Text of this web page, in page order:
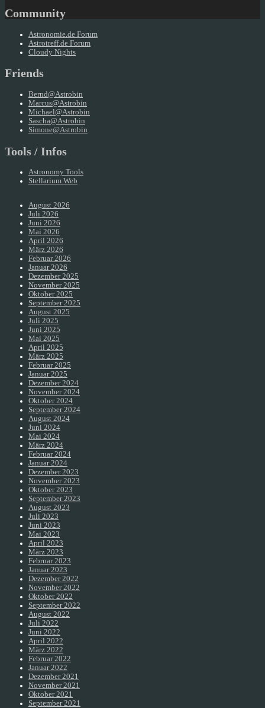
Community
Astronomie.de Forum
Astrotreff.de Forum
Cloudy Nights
Friends
Bernd@Astrobin
Marcus@Astrobin
Michael@Astrobin
Sascha@Astrobin
Simone@Astrobin
Tools / Infos
Astronomy Tools
Stellarium Web
August 2026
Juli 2026
Juni 2026
Mai 2026
April 2026
März 2026
Februar 2026
Januar 2026
Dezember 2025
November 2025
Oktober 2025
September 2025
August 2025
Juli 2025
Juni 2025
Mai 2025
April 2025
März 2025
Februar 2025
Januar 2025
Dezember 2024
November 2024
Oktober 2024
September 2024
August 2024
Juni 2024
Mai 2024
März 2024
Februar 2024
Januar 2024
Dezember 2023
November 2023
Oktober 2023
September 2023
August 2023
Juli 2023
Juni 2023
Mai 2023
April 2023
März 2023
Februar 2023
Januar 2023
Dezember 2022
November 2022
Oktober 2022
September 2022
August 2022
Juli 2022
Juni 2022
April 2022
März 2022
Februar 2022
Januar 2022
Dezember 2021
November 2021
Oktober 2021
September 2021